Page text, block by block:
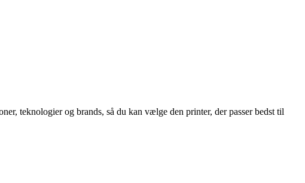
teknologier og brands, så du kan vælge den printer, der passer bedst til